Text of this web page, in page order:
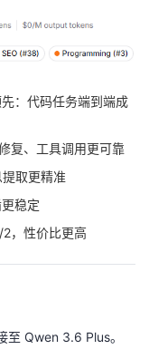
：代码任务端到端成
复、工具调用更可靠
取更精准
稳定
，性价比更高
Qwen 3.6 Plus。